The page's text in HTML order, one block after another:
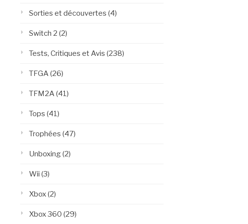
Sorties et découvertes (4)
Switch 2 (2)
Tests, Critiques et Avis (238)
TFGA (26)
TFM2A (41)
Tops (41)
Trophées (47)
Unboxing(2)
Wii (3)
Xbox(2)
Xbox 360 (29)